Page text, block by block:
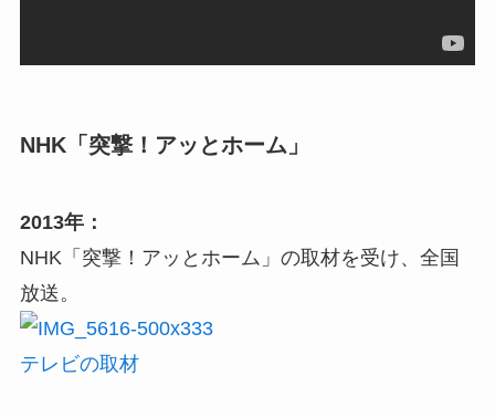
NHK「突撃！アッとホーム」
2013年：
NHK「突撃！アッとホーム」の取材を受け、全国
放送。
テレビの取材